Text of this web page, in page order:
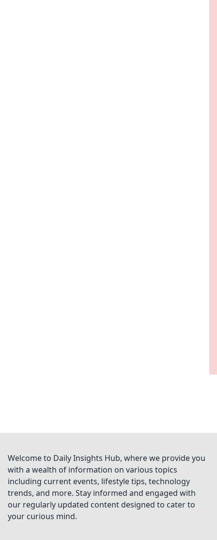
Welcome to Daily Insights Hub, where we provide you
with a wealth of information on various topics
including current events, lifestyle tips, technology
trends, and more. Stay informed and engaged with
our regularly updated content designed to cater to
your curious mind.